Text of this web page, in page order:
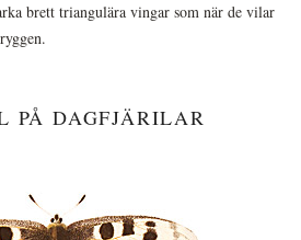
brett triangulära vingar som när de vilar
PÅ DAGFJÄRILAR